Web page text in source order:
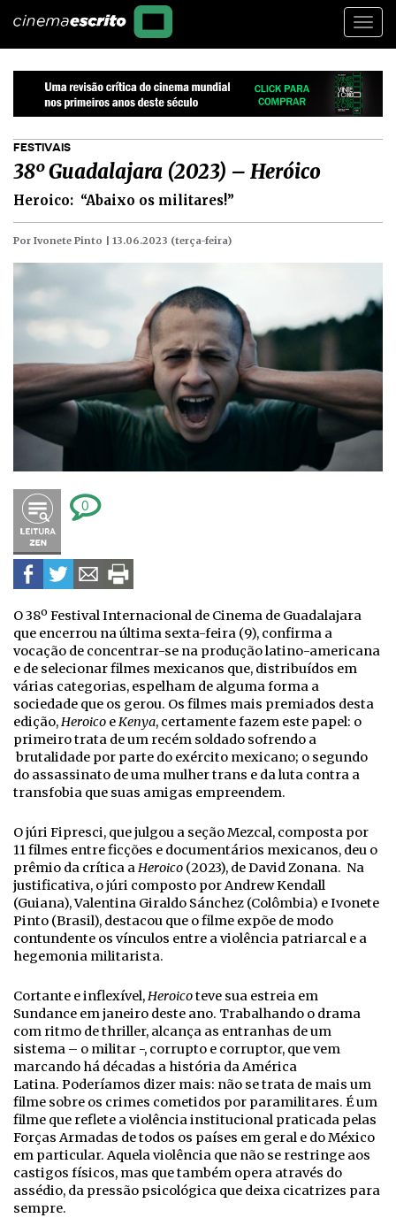
FESTIVAIS
38º Guadalajara (2023) – Heróico
Heroico: “Abaixo os militares!”
Por Ivonete Pinto | 13.06.2023 (terça-feira)
0
O 38º Festival Internacional de Cinema de Guadalajara
que encerrou na última sexta-feira (9), confirma a
vocação de concentrar-se na produção latino-americana
e de selecionar filmes mexicanos que, distribuídos em
várias categorias, espelham de alguma forma a
sociedade que os gerou. Os filmes mais premiados desta
edição,Heroico eKenya, certamente fazem este papel: o
primeiro trata de um recém soldado sofrendo a
brutalidade por parte do exército mexicano; o segundo
do assassinato de uma mulher trans e da luta contra a
transfobia que suas amigas empreendem.
O júri Fipresci, que julgou a seção Mezcal, composta por
11 filmes entre ficções e documentários mexicanos, deu o
prêmio da crítica aHeroico (2023), de David Zonana. Na
justificativa, o júri composto por Andrew Kendall
(Guiana), Valentina Giraldo Sánchez (Colômbia) e Ivonete
Pinto (Brasil), destacou que o filme expõe de modo
contundente os vínculos entre a violência patriarcal e a
hegemonia militarista.
Cortante e inflexível,Heroicoteve sua estreia em
Sundance em janeiro deste ano. Trabalhando o drama
com ritmo de thriller, alcança as entranhas de um
sistema – o militar -, corrupto e corruptor, que vem
marcando há décadas a história da América
Latina. Poderíamos dizer mais: não se trata de mais um
filme sobre os crimes cometidos por paramilitares. É um
filme que reflete a violência institucional praticada pelas
Forças Armadas de todos os países em geral e do México
em particular. Aquela violência que não se restringe aos
castigos físicos, mas que também opera através do
assédio, da pressão psicológica que deixa cicatrizes para
sempre.